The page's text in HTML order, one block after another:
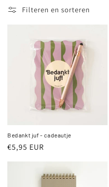
t
Filteren en sorteren
Bedankt juf - cadeautje
Normale
€5,95 EUR